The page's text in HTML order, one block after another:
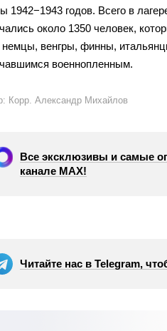
1942−1943 годов. Всего в
около 1350 человек,
немцы, венгры, финны,
военнопленным.
Корр. Александр Михайлов
Все эксклюзивы и самые
канале МАХ!
Читайте нас в Telegram,